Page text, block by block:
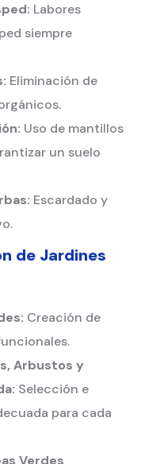
Labores
siempre
Eliminación de
Uso de mantillos
un suelo
Escardado y
de Jardines
Creación de
Arbustos y
Selección e
para cada
Verdes